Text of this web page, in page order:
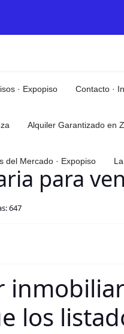
· Expopiso Contacto ·
Alquiler Garantizado en
del Mercado · Expopiso
para
647
los